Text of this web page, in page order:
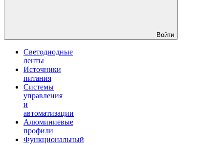
Войти
Светодиодные
ленты
Источники
питания
Системы
управления
и
автоматизации
Алюминиевые
профили
Функциональный